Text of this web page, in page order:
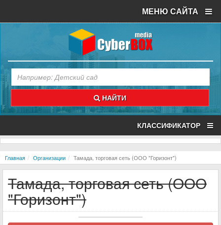
МЕНЮ САЙТА
НАЙТИ
КЛАССИФИКАТОР
Главная Организации Тамада, торговая сеть (ООО "Горизонт")
Тамада, торговая сеть (ООО
"Горизонт")